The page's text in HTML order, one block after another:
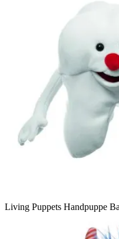
Living Puppets Handpuppe